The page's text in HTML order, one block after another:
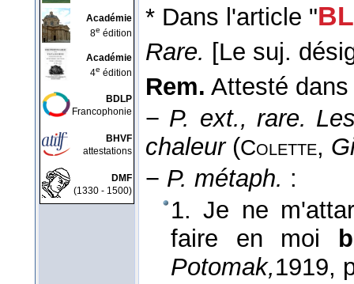
Académie
8e édition
Académie
4e édition
BDLP
Francophonie
BHVF
attestations
DMF
(1330 - 1500)
* Dans l'article "
Rare. [Le suj.
Rem. Attesté
− P. ext., rare.
chaleur(Colette,
− P. métaph. :
1. Je ne
faire en moi
Potomak,1919,